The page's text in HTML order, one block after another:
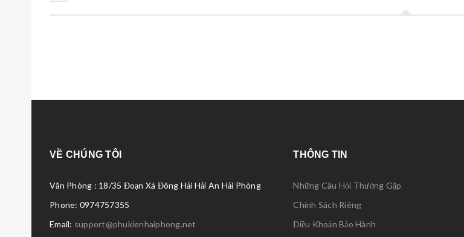
VỀ CHÚNG TÔI
Văn Phòng : 18/35 Đoạn Xá Đông Hải Hải An Hải Phòng
Phone: 0974757355
Email: support@phukienhaiphong.net
THÔNG TIN
Những Câu Hỏi Thường Gặp
Chính Sách Riêng
Điều Khoản Bảo Hành